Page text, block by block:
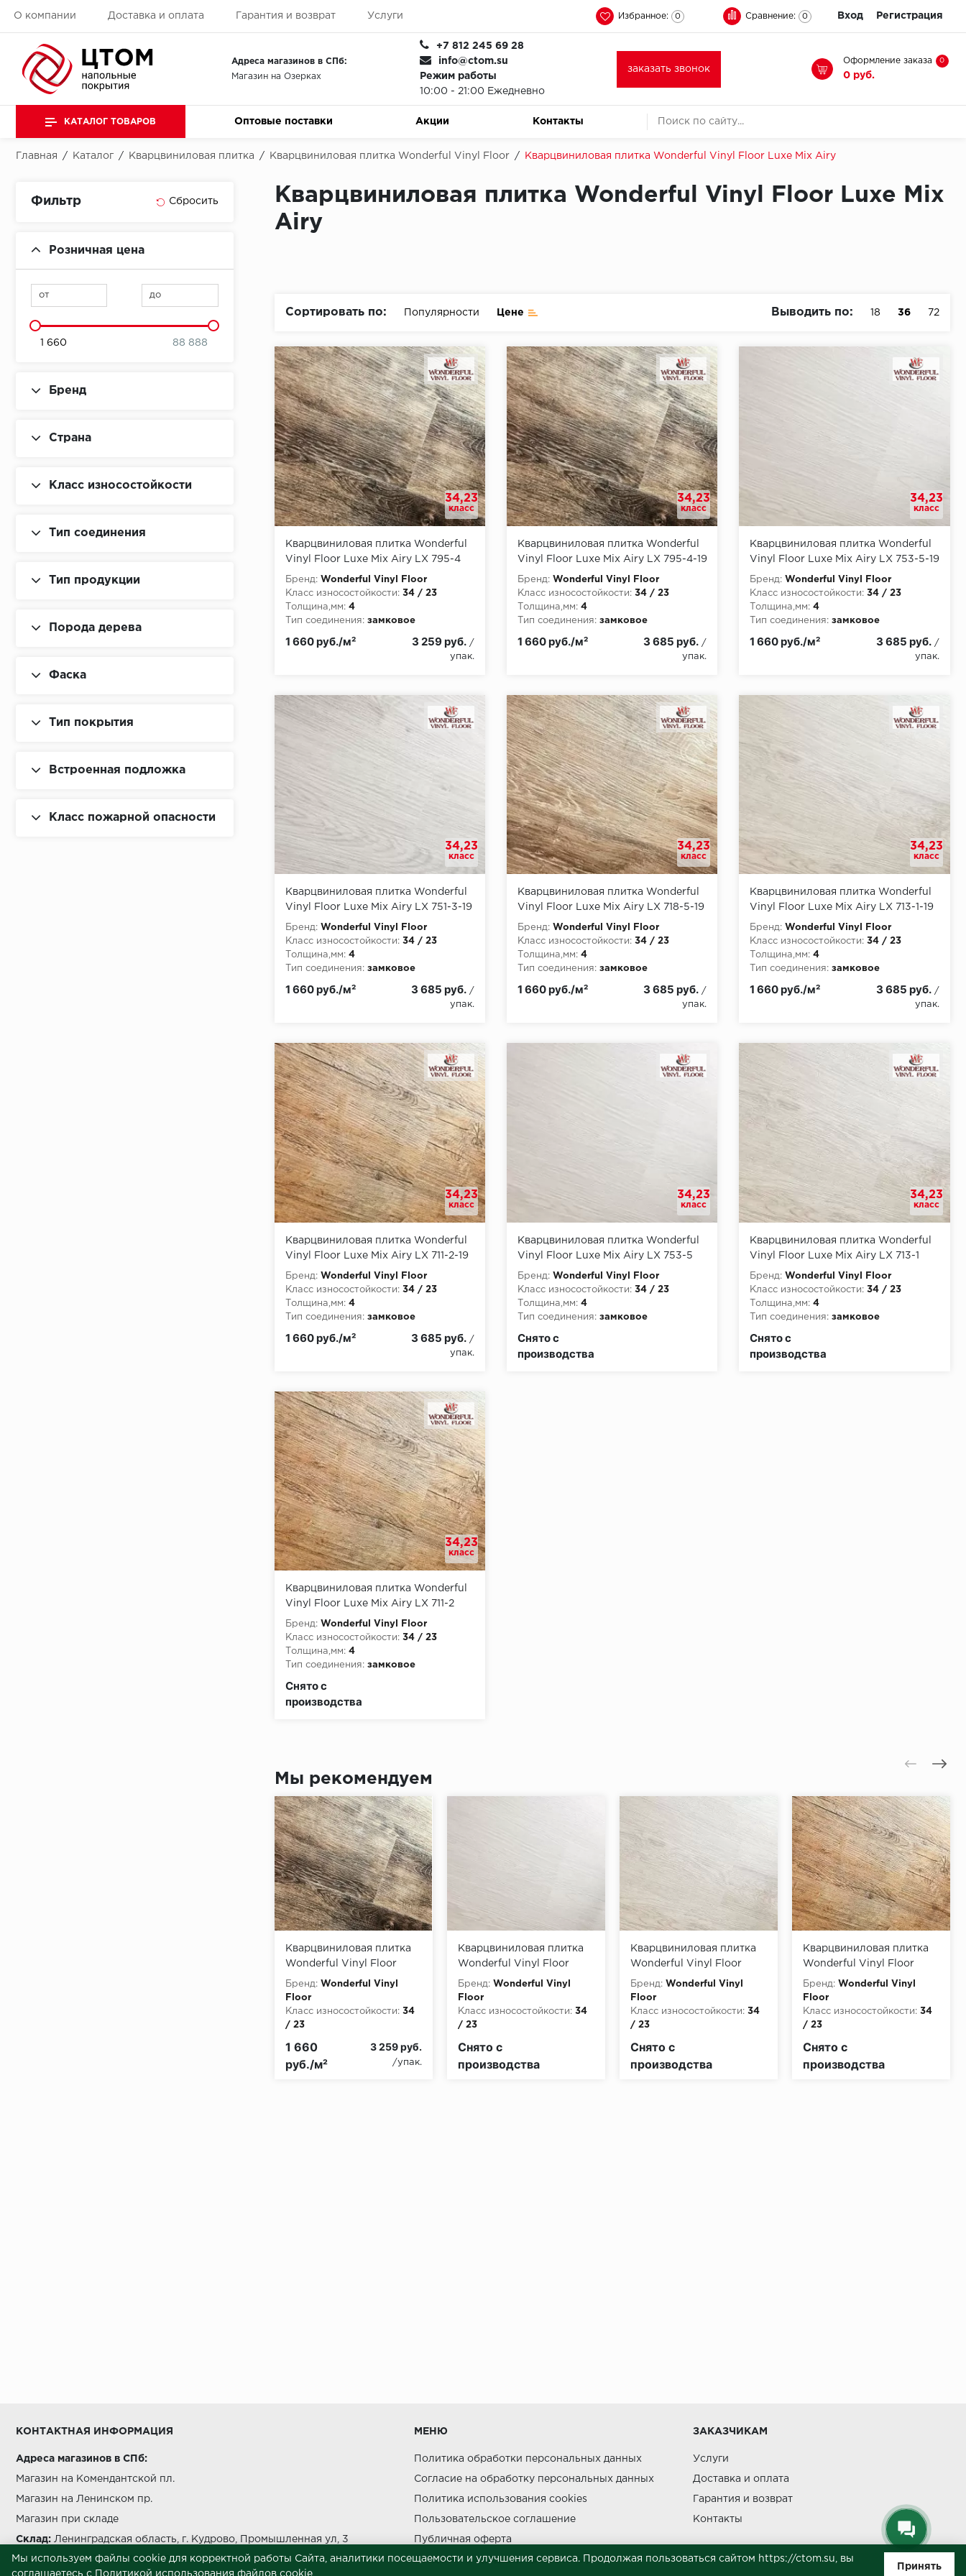
О компании Доставка и оплата Гарантия и возврат Услуги Избранное: 0 Сравнение: 0 Вход Регистрация
Адреса магазинов в СПб:
Магазин на Озерках
+7 812 245 69 28
info@ctom.su
Режим работы
10:00 - 21:00 Ежедневно
заказать звонок
Оформление заказа 0
0 руб.
КАТАЛОГ ТОВАРОВ Оптовые поставки Акции Контакты
Главная / Каталог / Кварцвиниловая плитка / Кварцвиниловая плитка Wonderful Vinyl Floor / Кварцвиниловая плитка Wonderful Vinyl Floor Luxe Mix Airy
Фильтр
Розничная цена
от до
1 660 88 888
Бренд
Страна
Класс износостойкости
Тип соединения
Тип продукции
Порода дерева
Фаска
Тип покрытия
Встроенная подложка
Класс пожарной опасности
Кварцвиниловая плитка Wonderful Vinyl Floor Luxe Mix
Airy
Сортировать по: Популярности Цене Выводить по: 18 36 72
34,23
класс
Кварцвиниловая плитка Wonderful
Vinyl Floor Luxe Mix Airy LX 795-4
Сарсель
Бренд: Wonderful Vinyl Floor
Класс износостойкости: 34 / 23
Толщина,мм: 4
Тип соединения: замковое
1 660 руб./м² 3 259 руб. /
упак.
34,23
класс
Кварцвиниловая плитка Wonderful
Vinyl Floor Luxe Mix Airy LX 795-4-19
Сарсель
Бренд: Wonderful Vinyl Floor
Класс износостойкости: 34 / 23
Толщина,мм: 4
Тип соединения: замковое
1 660 руб./м² 3 685 руб. /
упак.
34,23
класс
Кварцвиниловая плитка Wonderful
Vinyl Floor Luxe Mix Airy LX 753-5-19
Тулон
Бренд: Wonderful Vinyl Floor
Класс износостойкости: 34 / 23
Толщина,мм: 4
Тип соединения: замковое
1 660 руб./м² 3 685 руб. /
упак.
34,23
класс
Кварцвиниловая плитка Wonderful
Vinyl Floor Luxe Mix Airy LX 751-3-19
Руан
Бренд: Wonderful Vinyl Floor
Класс износостойкости: 34 / 23
Толщина,мм: 4
Тип соединения: замковое
1 660 руб./м² 3 685 руб. /
упак.
34,23
класс
Кварцвиниловая плитка Wonderful
Vinyl Floor Luxe Mix Airy LX 718-5-19
Валанс
Бренд: Wonderful Vinyl Floor
Класс износостойкости: 34 / 23
Толщина,мм: 4
Тип соединения: замковое
1 660 руб./м² 3 685 руб. /
упак.
34,23
класс
Кварцвиниловая плитка Wonderful
Vinyl Floor Luxe Mix Airy LX 713-1-19
Кале
Бренд: Wonderful Vinyl Floor
Класс износостойкости: 34 / 23
Толщина,мм: 4
Тип соединения: замковое
1 660 руб./м² 3 685 руб. /
упак.
34,23
класс
Кварцвиниловая плитка Wonderful
Vinyl Floor Luxe Mix Airy LX 711-2-19
Дижон
Бренд: Wonderful Vinyl Floor
Класс износостойкости: 34 / 23
Толщина,мм: 4
Тип соединения: замковое
1 660 руб./м² 3 685 руб. /
упак.
34,23
класс
Кварцвиниловая плитка Wonderful
Vinyl Floor Luxe Mix Airy LX 753-5
Тулон
Бренд: Wonderful Vinyl Floor
Класс износостойкости: 34 / 23
Толщина,мм: 4
Тип соединения: замковое
Снято с
производства
34,23
класс
Кварцвиниловая плитка Wonderful
Vinyl Floor Luxe Mix Airy LX 713-1
Кале
Бренд: Wonderful Vinyl Floor
Класс износостойкости: 34 / 23
Толщина,мм: 4
Тип соединения: замковое
Снято с
производства
34,23
класс
Кварцвиниловая плитка Wonderful
Vinyl Floor Luxe Mix Airy LX 711-2
Дижон
Бренд: Wonderful Vinyl Floor
Класс износостойкости: 34 / 23
Толщина,мм: 4
Тип соединения: замковое
Снято с
производства
Мы рекомендуем
Кварцвиниловая плитка
Wonderful Vinyl Floor
Luxe Mix Airy LX 795-4
Сарсель
Бренд: Wonderful Vinyl
Floor
Класс износостойкости: 34
/ 23
Тип соединения:
замковое
Класс пожарной опасности:
1 660
руб./м²
3 259 руб.
/упак.
Кварцвиниловая плитка
Wonderful Vinyl Floor
Luxe Mix Airy LX 753-5
Тулон
Бренд: Wonderful Vinyl
Floor
Класс износостойкости: 34
/ 23
Тип соединения:
Класс пожарной опасности:
Снято с
производства
Кварцвиниловая плитка
Wonderful Vinyl Floor
Luxe Mix Airy LX 713-1
Кале
Бренд: Wonderful Vinyl
Floor
Класс износостойкости: 34
/ 23
Тип соединения:
Класс пожарной опасности:
Снято с
производства
Кварцвиниловая плитка
Wonderful Vinyl Floor
Luxe Mix Airy LX 711-2
Дижон
Бренд: Wonderful Vinyl
Floor
Класс износостойкости: 34
/ 23
Тип соединения:
Класс пожарной опасности:
Снято с
производства
КОНТАКТНАЯ ИНФОРМАЦИЯ
Адреса магазинов в СПб:
Магазин на Комендантской пл.
Магазин на Ленинском пр.
Магазин при складе
Склад: Ленинградская область, г. Кудрово, Промышленная ул, 3
Звоните нам:+7 812 245 69 28
МЕНЮ
Политика обработки персональных данных
Согласие на обработку персональных данных
Политика использования cookies
Пользовательское соглашение
Публичная оферта
Сведения о продавце (реквизиты)
ЗАКАЗЧИКАМ
Услуги
Доставка и оплата
Гарантия и возврат
Контакты
Мы используем файлы cookie для корректной работы Сайта, аналитики посещаемости и улучшения сервиса. Продолжая пользоваться сайтом https://ctom.su, вы
соглашаетесь с
Политикой использования файлов cookie
Принять